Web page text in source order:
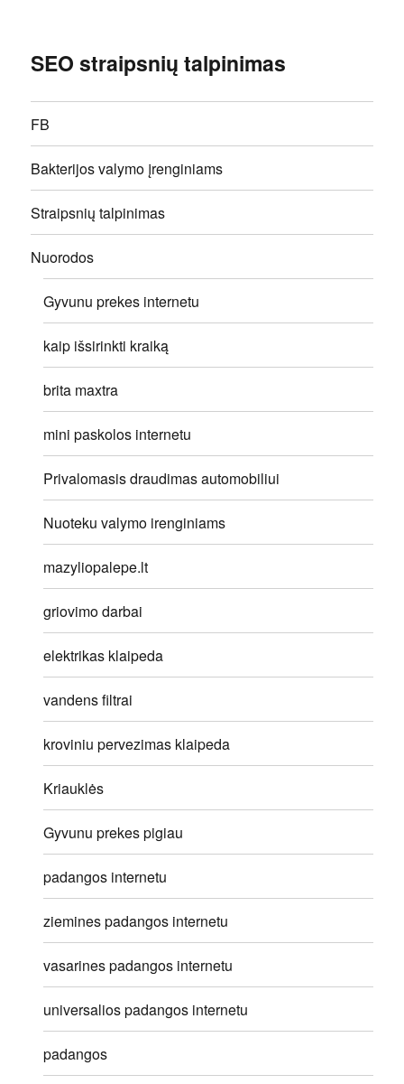
SEO straipsnių talpinimas
FB
Bakterijos valymo įrenginiams
Straipsnių talpinimas
Nuorodos
Gyvunu prekes internetu
kaip išsirinkti kraiką
brita maxtra
mini paskolos internetu
Privalomasis draudimas automobiliui
Nuoteku valymo irenginiams
mazyliopalepe.lt
griovimo darbai
elektrikas klaipeda
vandens filtrai
kroviniu pervezimas klaipeda
Kriauklės
Gyvunu prekes pigiau
padangos internetu
ziemines padangos internetu
vasarines padangos internetu
universalios padangos internetu
padangos